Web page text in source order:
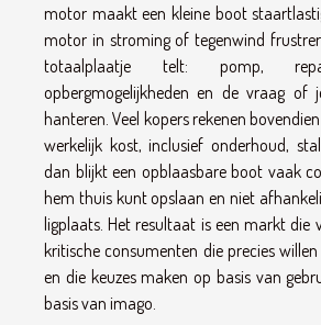
motor maakt een kleine boot
motor in stroming of tegenwind
totaalplaatje telt: pomp,
opbergmogelijkheden en de vraag
hanteren. Veel kopers rekenen
werkelijk kost, inclusief onderhoud,
dan blijkt een opblaasbare boot vaak
hem thuis kunt opslaan en niet
ligplaats. Het resultaat is een markt die
kritische consumenten die precies
en die keuzes maken op basis van
basis van imago.